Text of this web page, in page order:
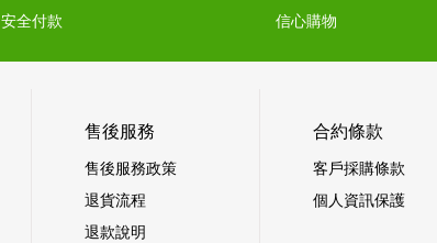
安全付款 信心購物
售後服務
售後服務政策
退貨流程
退款說明
合約條款
客戶採購條款
個人資訊保護